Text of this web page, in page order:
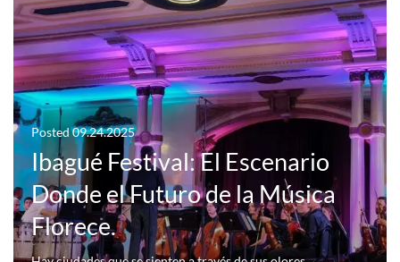
Posted09.24.2025
Ibagué Festival: El Escenario
Donde el Futuro de la Música
Florece.